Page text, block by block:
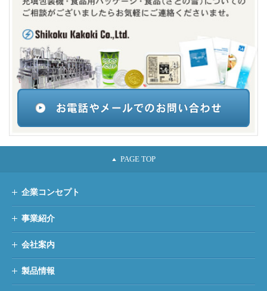
企業コンセプト
事業紹介
会社案内
製品情報